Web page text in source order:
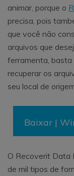
animar, porque o
precisa, pois
que você não
arquivos que
ferramenta, basta
recuperar os
seu local de
Baixar |
O Recoverit Data
de mil tipos de